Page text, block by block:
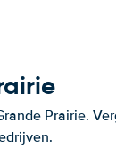
Prairie.